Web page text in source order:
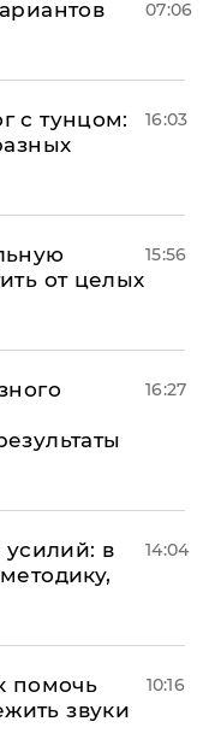
07:06
с тунцом:
16:03
от целых
15:56
16:27
усилий: в
14:04
помочь
звуки
10:16